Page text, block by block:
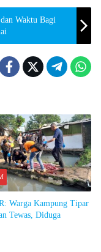
Waktu Bagi
Warga Kampung Tipar
Tewas, Diduga